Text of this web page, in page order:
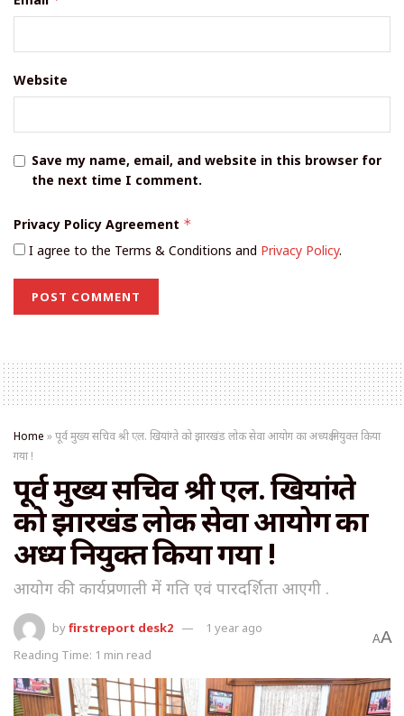
Website
Save my name, email, and website in this browser for
the next time I comment.
Privacy Policy Agreement *
I agree to the Terms & Conditions and Privacy Policy.
Home »पूर्व मुख्य सचिव श्री एल. खियांग्ते को झारखंड लोक सेवा आयोग का अध्यक्ष नियुक्त किया
गया !
पूर्व मुख्य सचिव श्री एल. खियांग्ते
को झारखंड लोक सेवा आयोग का
अध्यक्ष नियुक्त किया गया !
आयोग की कार्यप्रणाली में गति एवं पारदर्शिता आएगी .
byfirstreport desk2
1 year ago
Reading Time: 1 min read
AA